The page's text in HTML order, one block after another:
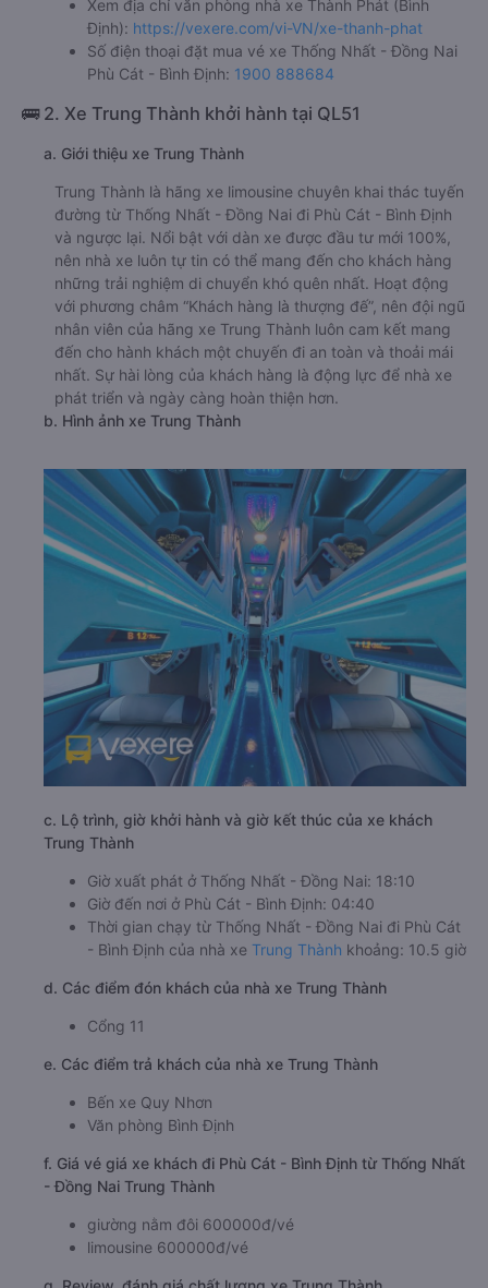
Xem địa chỉ văn phòng nhà xe Thành Phát (Bình
Định): https://vexere.com/vi-VN/xe-thanh-phat
Số điện thoại đặt mua vé xe Thống Nhất - Đồng Nai
Phù Cát - Bình Định: 1900 888684
🚌 2. Xe Trung Thành khởi hành tại QL51
a. Giới thiệu xe Trung Thành
Trung Thành là hãng xe limousine chuyên khai thác tuyến
đường từ Thống Nhất - Đồng Nai đi Phù Cát - Bình Định
và ngược lại. Nổi bật với dàn xe được đầu tư mới 100%,
nên nhà xe luôn tự tin có thể mang đến cho khách hàng
những trải nghiệm di chuyển khó quên nhất. Hoạt động
với phương châm “Khách hàng là thượng đế”, nên đội ngũ
nhân viên của hãng xe Trung Thành luôn cam kết mang
đến cho hành khách một chuyến đi an toàn và thoải mái
nhất. Sự hài lòng của khách hàng là động lực để nhà xe
phát triển và ngày càng hoàn thiện hơn.
b. Hình ảnh xe Trung Thành
c. Lộ trình, giờ khởi hành và giờ kết thúc của xe khách
Trung Thành
Giờ xuất phát ở Thống Nhất - Đồng Nai: 18:10
Giờ đến nơi ở Phù Cát - Bình Định: 04:40
Thời gian chạy từ Thống Nhất - Đồng Nai đi Phù Cát
- Bình Định của nhà xe Trung Thành khoảng: 10.5 giờ
d. Các điểm đón khách của nhà xe Trung Thành
Cổng 11
e. Các điểm trả khách của nhà xe Trung Thành
Bến xe Quy Nhơn
Văn phòng Bình Định
f. Giá vé giá xe khách đi Phù Cát - Bình Định từ Thống Nhất
- Đồng Nai Trung Thành
giường nằm đôi 600000đ/vé
limousine 600000đ/vé